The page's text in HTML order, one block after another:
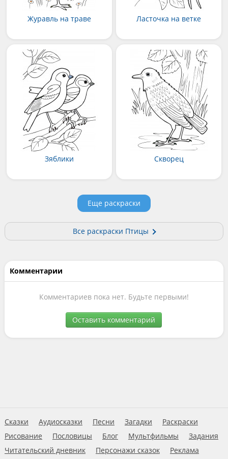
Журавль на траве Ласточка на ветке
Зяблики Скворец
Еще раскраски
Все раскраски Птицы
Комментарии
Комментариев пока нет. Будьте первыми!
Оставить комментарий
Сказки Аудиосказки Песни Загадки
Раскраски
Рисование
Пословицы Блог Мультфильмы
Задания
Читательский дневник
Персонажи сказок Реклама